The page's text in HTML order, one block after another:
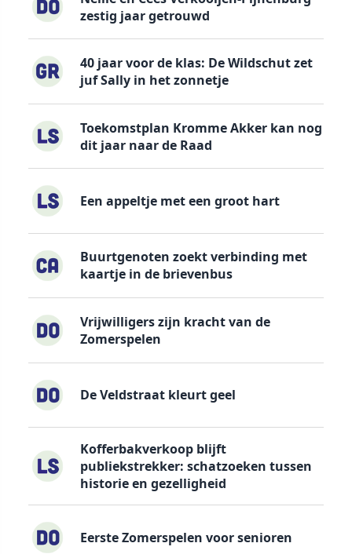
zestig jaar getrouwd
40 jaar voor de klas: De Wildschut zet
juf Sally in het zonnetje
Toekomstplan Kromme Akker kan nog
dit jaar naar de Raad
Een appeltje met een groot hart
Buurtgenoten zoekt verbinding met
kaartje in de brievenbus
Vrijwilligers zijn kracht van de
Zomerspelen
De Veldstraat kleurt geel
Kofferbakverkoop blijft
publiekstrekker: schatzoeken tussen
historie en gezelligheid
Eerste Zomerspelen voor senioren